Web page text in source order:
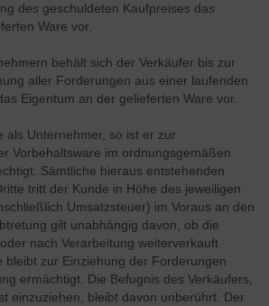
des geschuldeten Kaufpreises das
Ware vor.
behält sich der Verkäufer bis zur
aller Forderungen aus einer laufenden
Eigentum an der gelieferten Ware vor.
als Unternehmer, so ist er zur
Vorbehaltsware im ordnungsgemäßen
Sämtliche hieraus entstehenden
tritt der Kunde in Höhe des jeweiligen
Umsatzsteuer) im Voraus an den
gilt unabhängig davon, ob die
nach Verarbeitung weiterverkauft
bleibt zur Einziehung der Forderungen
ermächtigt. Die Befugnis des Verkäufers,
einzuziehen, bleibt davon unberührt. Der